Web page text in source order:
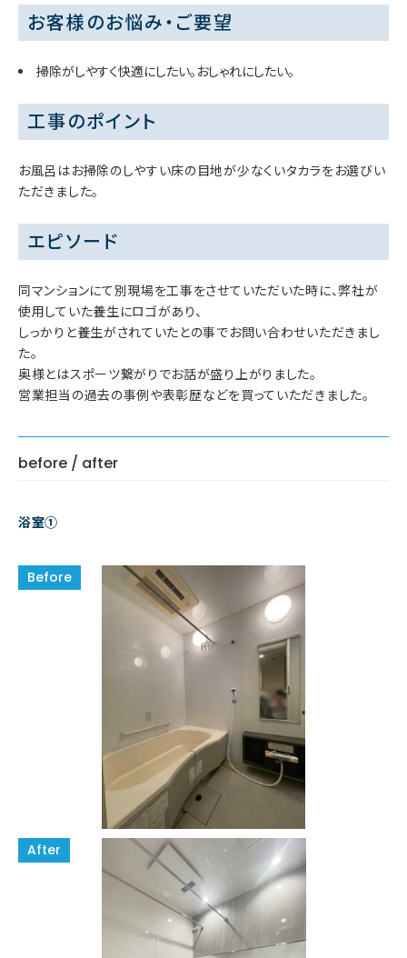
お客様のお悩み・ご要望
掃除がしやすく快適にしたい。おしゃれにしたい。
工事のポイント
お風呂はお掃除のしやすい床の目地が少なくいタカラをお選びい
ただきました。
エピソード
同マンションにて別現場を工事をさせていただいた時に、弊社が
使用していた養生にロゴがあり、
しっかりと養生がされていたとの事でお問い合わせいただきまし
た。
奥様とはスポーツ繋がりでお話が盛り上がりました。
営業担当の過去の事例や表彰歴などを買っていただきました。
before / after
浴室①